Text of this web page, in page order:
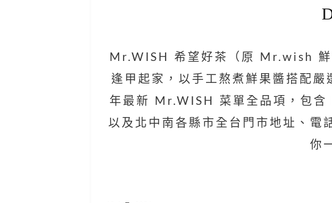
Mr.WISH 希望好茶（原 Mr.wish 鮮
逢甲起家，以手工熬煮鮮果醬搭配
年最新 Mr.WISH 菜單全品項，包含
以及北中南各縣市全台門市地址、電
你